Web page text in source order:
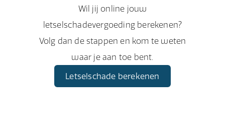
Wil jij online jouw
letselschadevergoeding berekenen?
Volg dan de stappen en kom te weten
waar je aan toe bent.
Letselschade berekenen